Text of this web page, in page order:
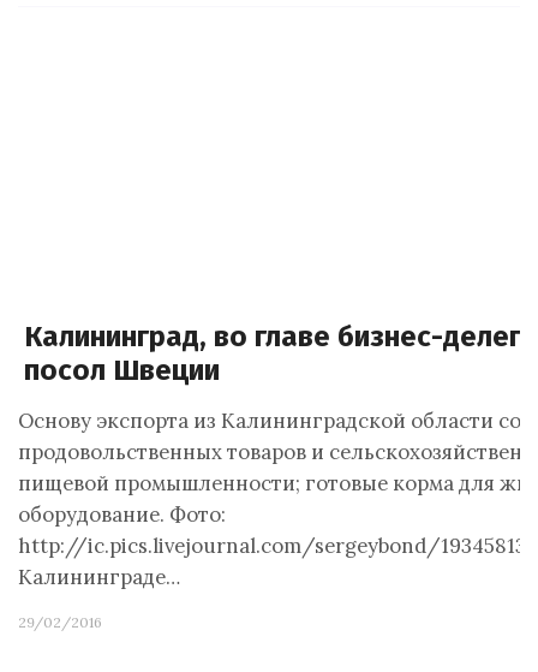
Калининград, во главе бизнес-
посол Швеции
Основу экспорта из Калининградской области
продовольственных товаров и
пищевой промышленности; готовые корма для
оборудование. Фото:
http://ic.pics.livejournal.com/sergeybond/19345813/
Калининграде…
29/02/2016